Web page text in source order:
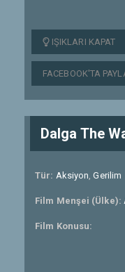
IŞIKLARI KAPAT
FACEBOOK'TA
Dalga The
Tür: Aksiyon,Gerilim
Film Menşei (Ülke):
Film Konusu: